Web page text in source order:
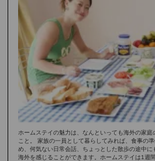
ホームステイの魅力は、なんといっても海外の家
こと。 家族の一員として暮らしてみれば、食事の
め、何気ない日常会話、ちょっとした散歩の途中
海外を感じることができます。ホームステイは1週